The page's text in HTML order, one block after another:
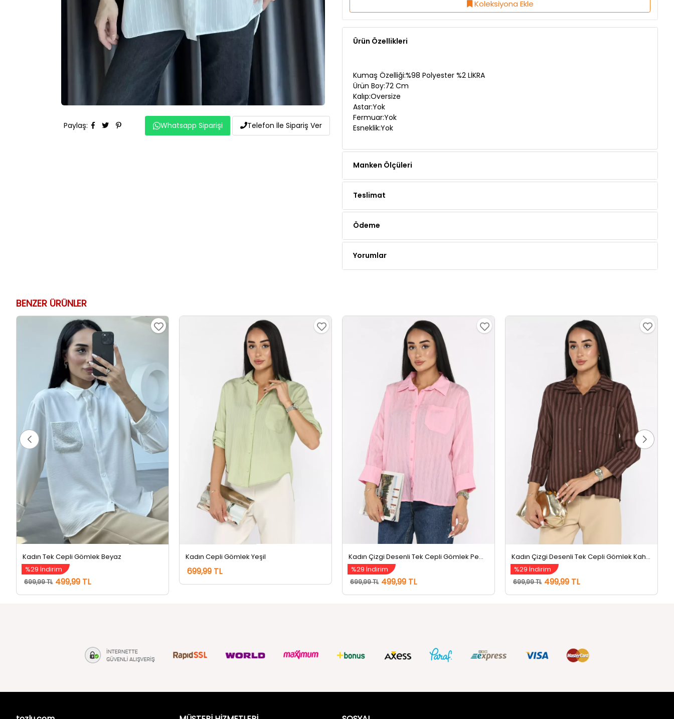
Paylaş: Whatsapp Siparişi Telefon İle Sipariş Ver
Ürün Özellikleri
Kalıp:Oversize
Astar:Yok
Fermuar:Yok
Esneklik:Yok
Kadın Tek Cepli Gömlek Beyaz
%29 İndirim
699,99 TL 499,99 TL
Kadın Cepli Gömlek Yeşil
699,99 TL
%29 İndirim
699,99 TL 499,99 TL
%29 İndirim
699,99 TL 499,99 TL
tozlu.com
MÜŞTERİ HİZMETLERİ
SOSYAL